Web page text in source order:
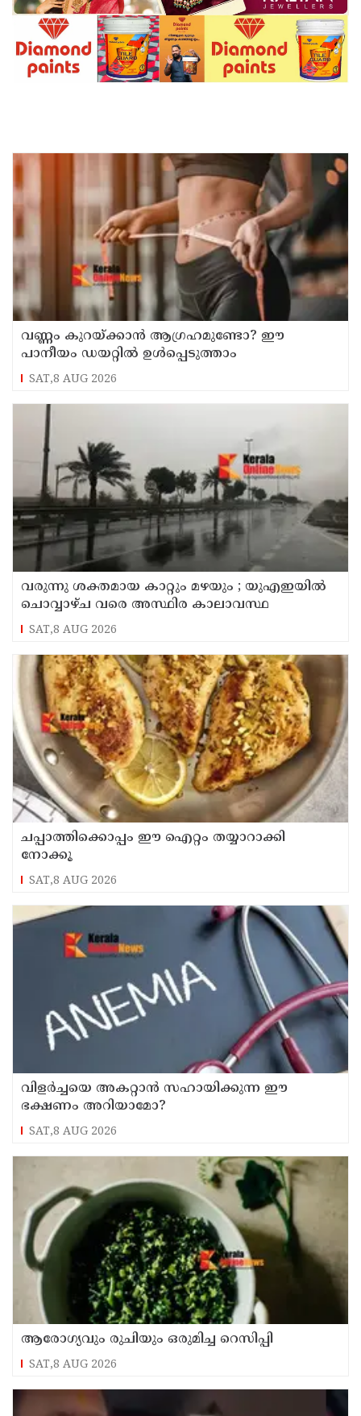
വണ്ണം കുറയ്ക്കാൻ ആഗ്രഹമുണ്ടോ? ഈ
പാനീയം ഡയറ്റിൽ ഉൾപ്പെടുത്താം
SAT,8 AUG 2026
വരുന്നു ശക്തമായ കാറ്റും മഴയും ; യുഎഇയില്‍
ചൊവ്വാഴ്ച വരെ അസ്ഥിര കാലാവസ്ഥ
SAT,8 AUG 2026
ചപ്പാത്തിക്കൊപ്പം ഈ ഐറ്റം തയ്യാറാക്കി
നോക്കൂ
SAT,8 AUG 2026
വിളർച്ചയെ അകറ്റാൻ സഹായിക്കുന്ന ഈ
ഭക്ഷണം അറിയാമോ?
SAT,8 AUG 2026
ആരോഗ്യവും രുചിയും ഒരുമിച്ച റെസിപ്പി
SAT,8 AUG 2026